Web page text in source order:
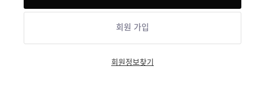
회원 가입
회원정보찾기